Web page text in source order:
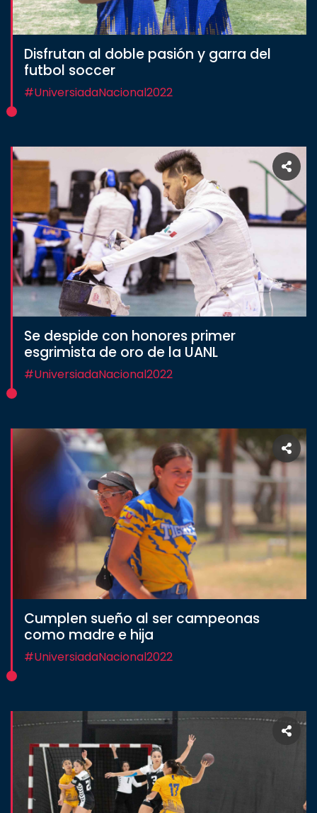
Disfrutan al doble pasión y garra del
futbol soccer
#UniversiadaNacional2022
Se despide con honores primer
esgrimista de oro de la UANL
#UniversiadaNacional2022
Cumplen sueño al ser campeonas
como madre e hija
#UniversiadaNacional2022